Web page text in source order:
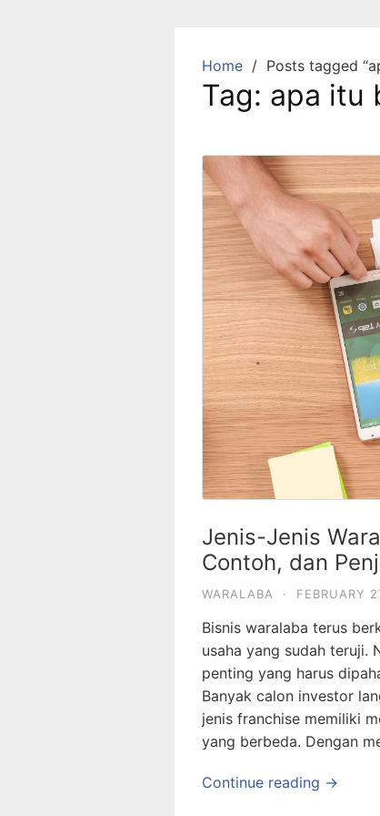
Home Posts tagged
Tag: apa itu
Jenis-Jenis
Contoh, dan
WARALABA · FEBRUARY
Bisnis waralaba terus
usaha yang sudah teruji.
penting yang harus
Banyak calon investor
jenis franchise memiliki
yang berbeda. Dengan
Continue reading →